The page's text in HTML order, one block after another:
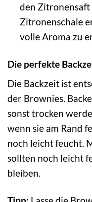
den Zitronensaft
Zitronenschale
volle Aroma zu
Die perfekte
Die Backzeit ist
der Brownies.
sonst trocken
wenn sie am Rand
noch leicht feucht.
sollten noch leicht
bleiben.